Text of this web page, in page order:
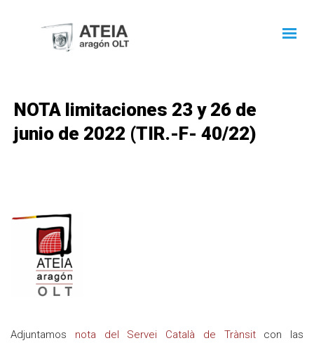
NOTA limitaciones 23 y 26 de
junio de 2022 (TIR.-F- 40/22)
Adjuntamos nota del Servei Català de Trànsitcon las